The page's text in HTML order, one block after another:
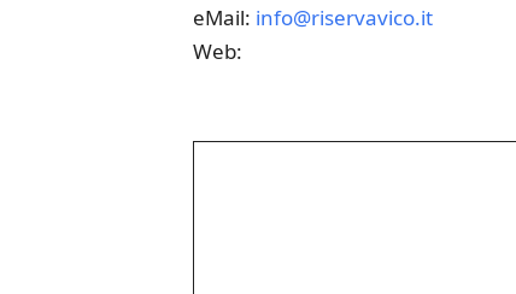
eMail: info@riservavico.it
Web: